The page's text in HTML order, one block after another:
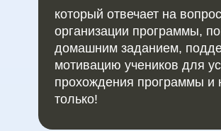
который отвечает на
организации программы,
домашним заданием,
мотивацию учеников для
прохождения программы и
только!